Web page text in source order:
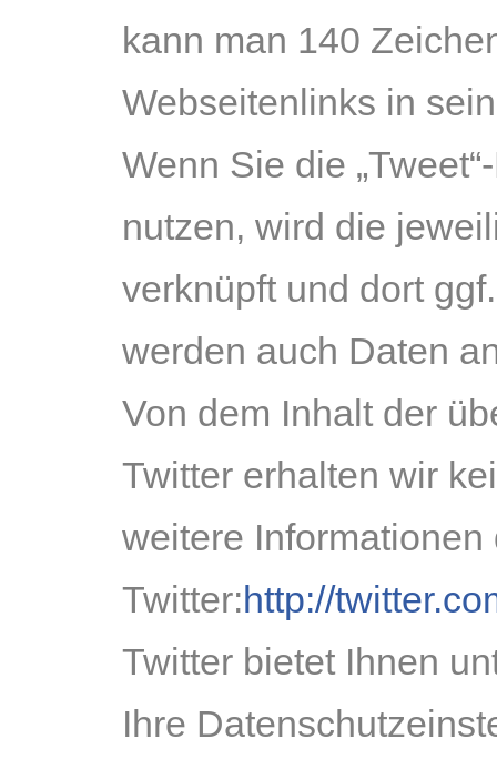
kann man 140
Webseitenlinks in
Wenn Sie die
nutzen, wird die
verknüpft und dort
werden auch Daten
Von dem Inhalt der
Twitter erhalten wir
weitere
Twitter:http://
Twitter bietet Ihnen
Ihre